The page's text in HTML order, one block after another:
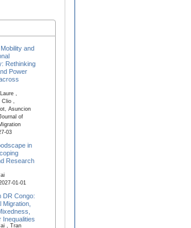
and
Rethinking
Power
,
Clio ,
Asuncion
of
03
in
Research
01-01
DR Congo:
Migration,
Inequalities
, Tran